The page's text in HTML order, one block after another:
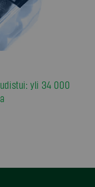
yli 34 000